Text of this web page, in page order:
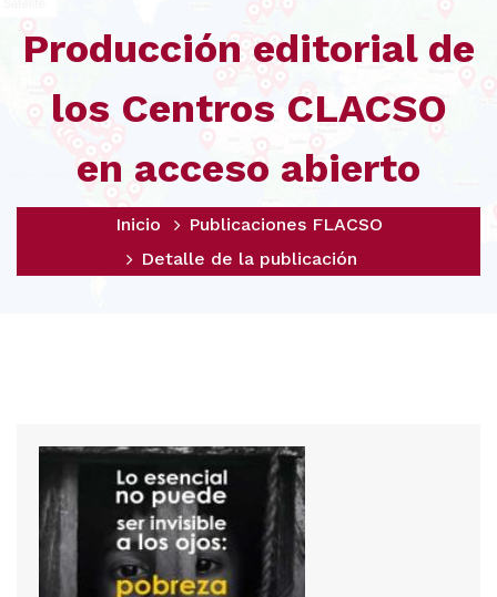
Producción editorial de
los Centros CLACSO
en acceso abierto
Inicio
Publicaciones FLACSO
Detalle de la publicación